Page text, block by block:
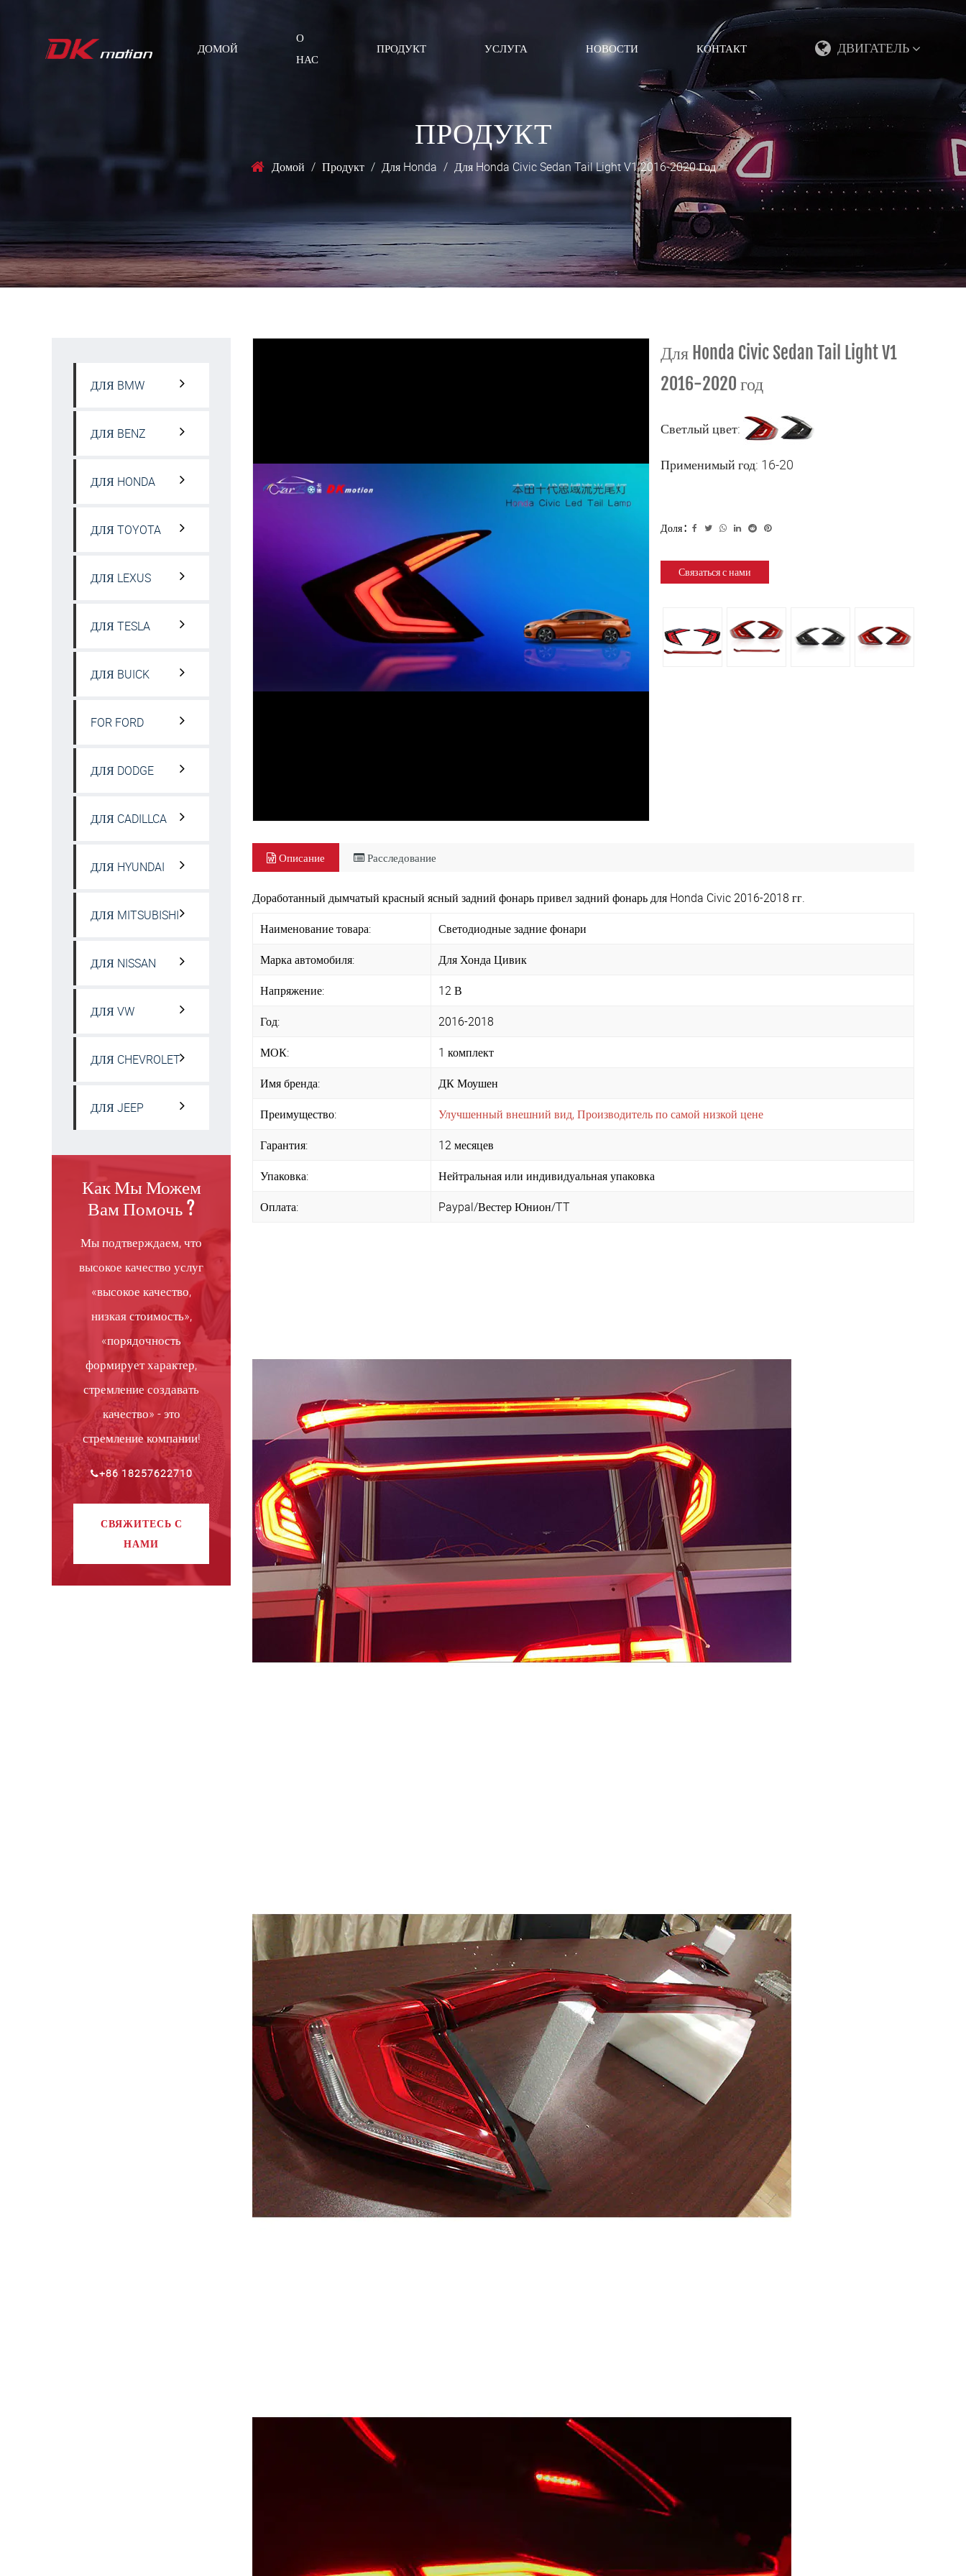
ДОМОЙ
О
НАС
ПРОДУКТ УСЛУГА НОВОСТИ КОНТАКТ ДВИГАТЕЛЬ
ПРОДУКТ
Домой / Продукт / Для Honda / Для Honda Civic Sedan Tail Light V1 2016-2020 Год
ДЛЯ BMW
ДЛЯ BENZ
ДЛЯ HONDA
ДЛЯ TOYOTA
ДЛЯ LEXUS
ДЛЯ TESLA
ДЛЯ BUICK
FOR FORD
ДЛЯ DODGE
ДЛЯ CADILLCA
ДЛЯ HYUNDAI
ДЛЯ MITSUBISHI
ДЛЯ NISSAN
ДЛЯ VW
ДЛЯ CHEVROLET
ДЛЯ JEEP
Как Мы Можем
Вам Помочь ?
Мы подтверждаем, что
высокое качество услуг
«высокое качество,
низкая стоимость»,
«порядочность
формирует характер,
стремление создавать
качество» - это
стремление компании!
+86 18257622710
СВЯЖИТЕСЬ С
НАМИ
Для Honda Civic Sedan Tail Light V1
2016-2020 год
Светлый цвет:
Применимый год: 16-20
Доля :
Связаться с нами
Описание Расследование
Доработанный дымчатый красный ясный задний фонарь привел задний фонарь для Honda Civic 2016-2018 гг.
Наименование товара:
Светодиодные задние фонари
Марка автомобиля:
Для Хонда Цивик
Напряжение:
12 В
Год:
2016-2018
МОК:
1 комплект
Имя бренда:
ДК Моушен
Преимущество:
Улучшенный внешний вид, Производитель по самой низкой цене
Гарантия:
12 месяцев
Упаковка:
Нейтральная или индивидуальная упаковка
Оплата:
Paypal/Вестер Юнион/TT